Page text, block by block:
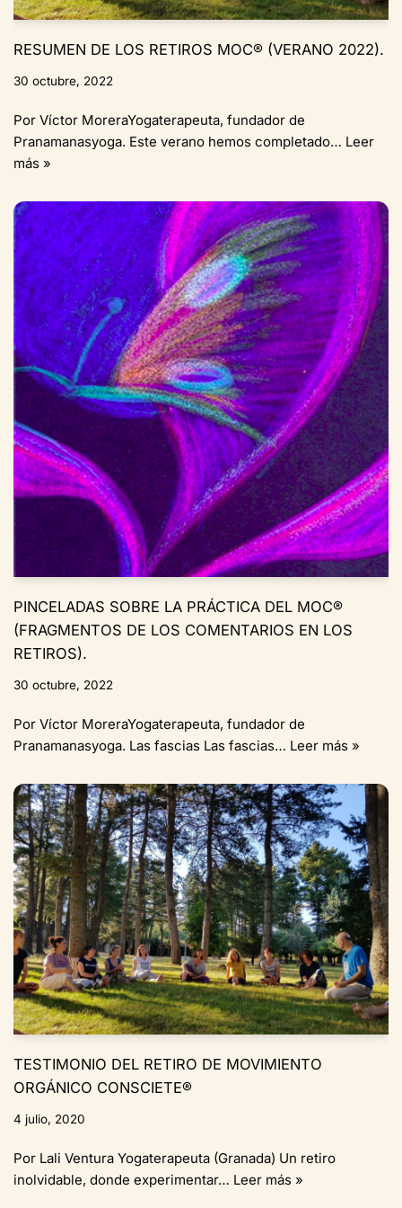
RESUMEN DE LOS RETIROS MOC® (VERANO 2022).
30 octubre, 2022
Por Víctor MoreraYogaterapeuta, fundador de
Pranamanasyoga. Este verano hemos completado… Leer
más »
PINCELADAS SOBRE LA PRÁCTICA DEL MOC®
(FRAGMENTOS DE LOS COMENTARIOS EN LOS
RETIROS).
30 octubre, 2022
Por Víctor MoreraYogaterapeuta, fundador de
Pranamanasyoga. Las fascias Las fascias… Leer más »
TESTIMONIO DEL RETIRO DE MOVIMIENTO
ORGÁNICO CONSCIETE®
4 julio, 2020
Por Lali Ventura Yogaterapeuta (Granada) Un retiro
inolvidable, donde experimentar… Leer más »